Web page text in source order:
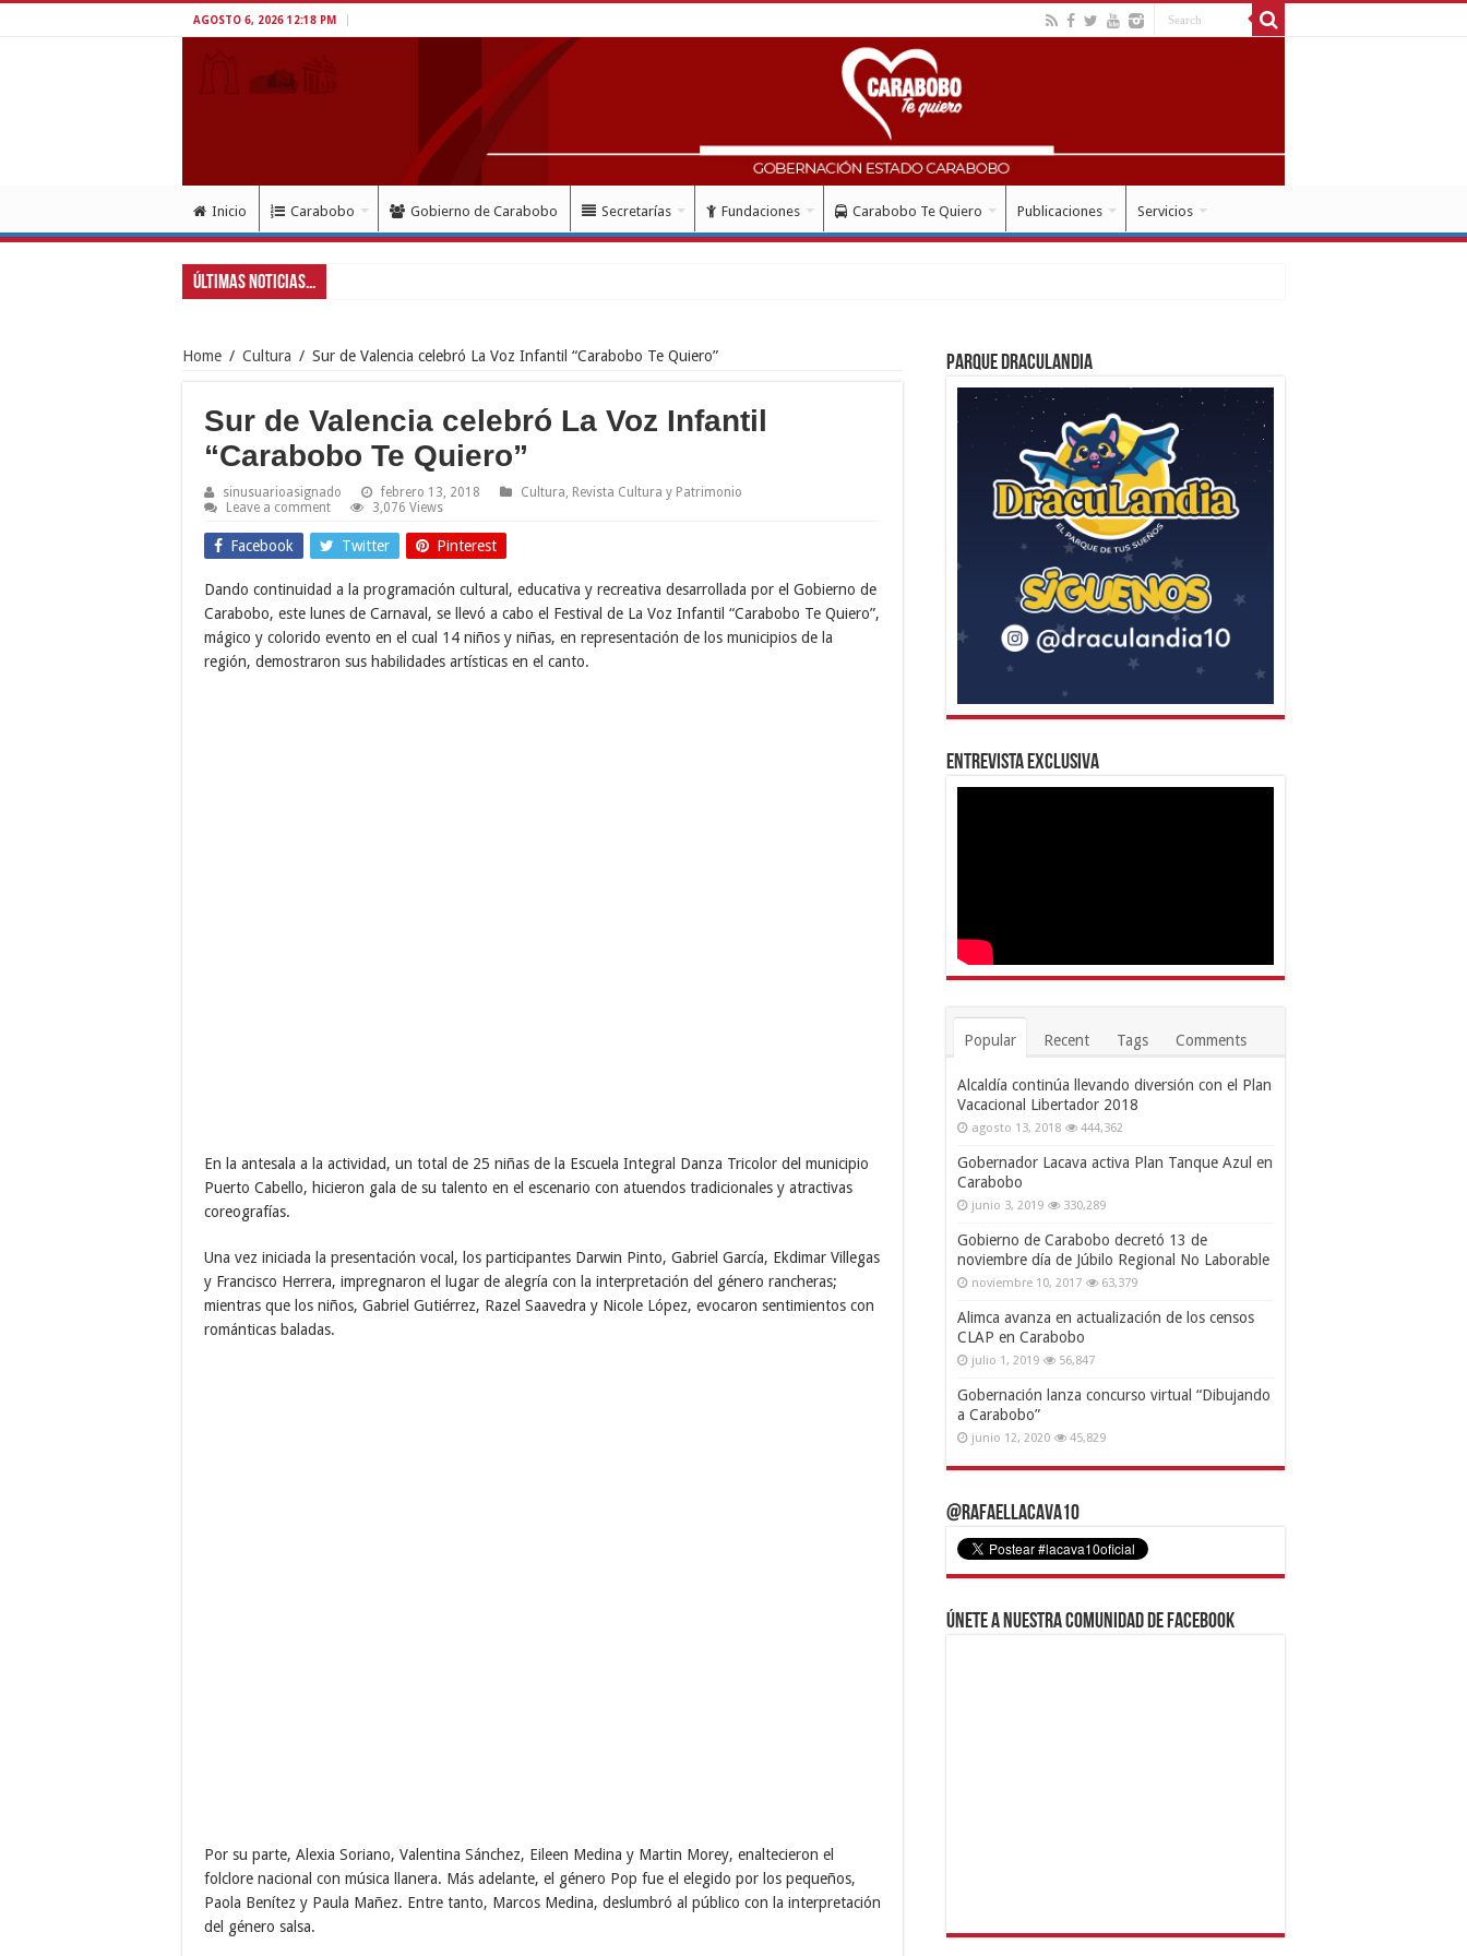
AGOSTO 6, 2026 12:18 PM
Inicio Carabobo Gobierno de Carabobo Secretarías Fundaciones Carabobo Te Quiero Publicaciones Servicios
Últimas Noticias...
Home / Cultura / Sur de Valencia celebró La Voz Infantil “Carabobo Te Quiero”
Sur de Valencia celebró La Voz Infantil
“Carabobo Te Quiero”
sinusuarioasignado febrero 13, 2018 Cultura Revista Cultura y Patrimonio
Leave a comment
3,076 Views
Facebook Twitter Pinterest
Dando continuidad a la programación cultural, educativa y recreativa desarrollada por el Gobierno de
Carabobo, este lunes de Carnaval, se llevó a cabo el Festival de La Voz Infantil “Carabobo Te Quiero”,
mágico y colorido evento en el cual 14 niños y niñas, en representación de los municipios de la
región, demostraron sus habilidades artísticas en el canto.
En la antesala a la actividad, un total de 25 niñas de la Escuela Integral Danza Tricolor del municipio
Puerto Cabello, hicieron gala de su talento en el escenario con atuendos tradicionales y atractivas
coreografías.
Una vez iniciada la presentación vocal, los participantes Darwin Pinto, Gabriel García, Ekdimar Villegas
y Francisco Herrera, impregnaron el lugar de alegría con la interpretación del género rancheras;
mientras que los niños, Gabriel Gutiérrez, Razel Saavedra y Nicole López, evocaron sentimientos con
románticas baladas.
Por su parte, Alexia Soriano, Valentina Sánchez, Eileen Medina y Martin Morey, enaltecieron el
folclore nacional con música llanera. Más adelante, el género Pop fue el elegido por los pequeños,
Paola Benítez y Paula Mañez. Entre tanto, Marcos Medina, deslumbró al público con la interpretación
del género salsa.
Parque Draculandia
Entrevista Exclusiva
Popular Recent Tags Comments
Alcaldía continúa llevando diversión con el Plan
Vacacional Libertador 2018
agosto 13, 2018 444,362
Gobernador Lacava activa Plan Tanque Azul en
Carabobo
junio 3, 2019 330,289
Gobierno de Carabobo decretó 13 de
noviembre día de Júbilo Regional No Laborable
noviembre 10, 2017 63,379
Alimca avanza en actualización de los censos
CLAP en Carabobo
julio 1, 2019 56,847
Gobernación lanza concurso virtual “Dibujando
a Carabobo”
junio 12, 2020 45,829
@RafaelLacava10
Únete a nuestra comunidad de Facebook